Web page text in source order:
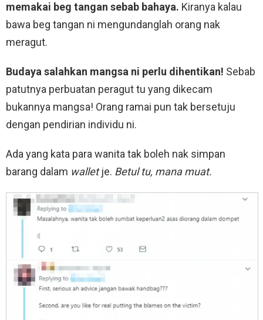
memakai beg tangan sebab bahaya. Kiranya kalau
bawa beg tangan ni mengundanglah orang nak
meragut.
Budaya salahkan mangsa ni perlu dihentikan! Sebab
patutnya perbuatan peragut tu yang dikecam
bukannya mangsa! Orang ramai pun tak bersetuju
dengan pendirian individu ni.
Ada yang kata para wanita tak boleh nak simpan
barang dalam walletje. Betul tu, mana muat.